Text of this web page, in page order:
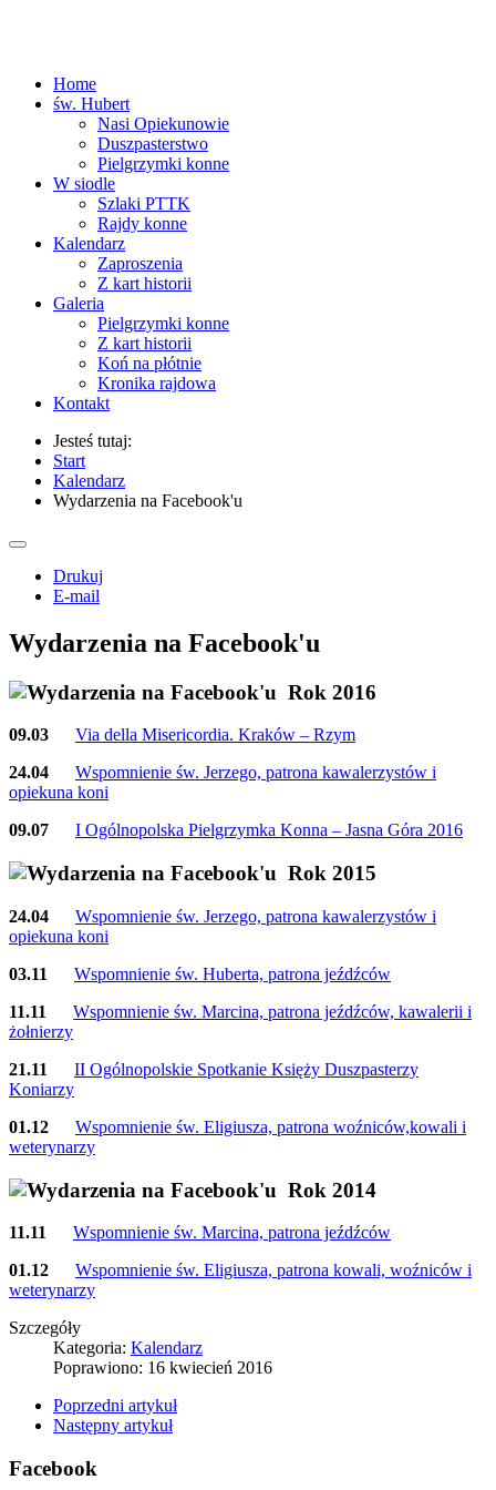
Home
św. Hubert
Nasi Opiekunowie
Duszpasterstwo
Pielgrzymki konne
W siodle
Szlaki PTTK
Rajdy konne
Kalendarz
Zaproszenia
Z kart historii
Galeria
Pielgrzymki konne
Z kart historii
Koń na płótnie
Kronika rajdowa
Kontakt
Jesteś tutaj:
Start
Kalendarz
Wydarzenia na Facebook'u
Drukuj
E-mail
Wydarzenia na Facebook'u
Rok 2016
09.03
Via della Misericordia. Kraków – Rzym
24.04
Wspomnienie św. Jerzego, patrona kawalerzystów i
opiekuna koni
09.07
I Ogólnopolska Pielgrzymka Konna – Jasna Góra 2016
Rok 2015
24.04
Wspomnienie św. Jerzego, patrona kawalerzystów i
opiekuna koni
03.11
Wspomnienie św. Huberta, patrona jeźdźców
11.11
Wspomnienie św. Marcina, patrona jeźdźców, kawalerii i
żołnierzy
21.11
II Ogólnopolskie Spotkanie Księży Duszpasterzy
Koniarzy
01.12
Wspomnienie św. Eligiusza, patrona woźniców,kowali i
weterynarzy
Rok 2014
11.11
Wspomnienie św. Marcina, patrona jeźdźców
01.12
Wspomnienie św. Eligiusza, patrona kowali, woźniców i
weterynarzy
Szczegóły
Kategoria: Kalendarz
Poprawiono: 16 kwiecień 2016
Poprzedni artykuł
Następny artykuł
Facebook